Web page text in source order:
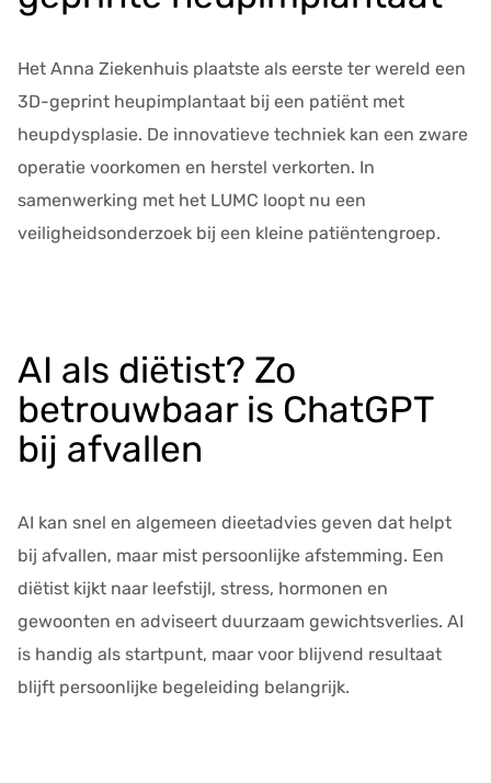
Het Anna Ziekenhuis plaatste als eerste ter wereld een
3D-geprint heupimplantaat bij een patiënt met
heupdysplasie. De innovatieve techniek kan een zware
operatie voorkomen en herstel verkorten. In
samenwerking met het LUMC loopt nu een
veiligheidsonderzoek bij een kleine patiëntengroep.
AI als diëtist? Zo
betrouwbaar is ChatGPT
bij afvallen
AI kan snel en algemeen dieetadvies geven dat helpt
bij afvallen, maar mist persoonlijke afstemming. Een
diëtist kijkt naar leefstijl, stress, hormonen en
gewoonten en adviseert duurzaam gewichtsverlies. AI
is handig als startpunt, maar voor blijvend resultaat
blijft persoonlijke begeleiding belangrijk.